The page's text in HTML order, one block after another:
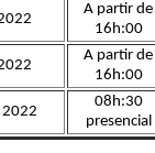
A partir de
16h:00
A partir de
16h:00
2022
08h:30
presencial